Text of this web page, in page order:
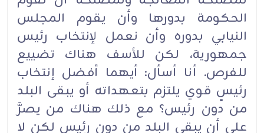
الحكومة بدورها وأن يقوم المجلس
النيابي بدوره وأن نعمل لإنتخاب رئيس
جمهورية، لكن للأسف هناك تضييع
للفرص. أنا أسأل: أيهما أفضل إنتخاب
رئيسٍ قوي يلتزم بتعهداته أو يبقى البلد
من دون رئيس؟ مع ذلك هناك من يصرَّ
على أن يبقي البلد من دون رئيس لكن لا